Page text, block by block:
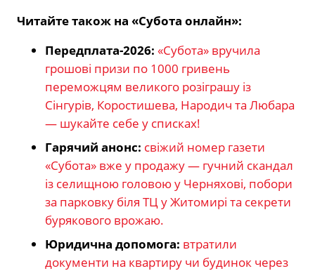
Читайте також на «Субота онлайн»:
Передплата-2026: «Субота» вручила
грошові призи по 1000 гривень
переможцям великого розіграшу із
Сінгурів, Коростишева, Народич та Любара
— шукайте себе у списках!
Гарячий анонс: свіжий номер газети
«Субота» вже у продажу — гучний скандал
із селищною головою у Черняхові, побори
за парковку біля ТЦ у Житомирі та секрети
бурякового врожаю.
Юридична допомога: втратили
документи на квартиру чи будинок через